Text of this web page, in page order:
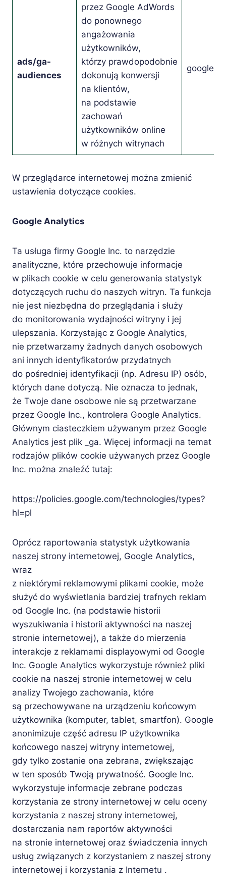
ads/ga-
audiences
przez Google AdWords
do ponownego
angażowania
użytkowników,
którzy prawdopodobnie
dokonują konwersji
na klientów,
na podstawie
zachowań
użytkowników online
w różnych witrynach
W przeglądarce internetowej można zmienić
ustawienia dotyczące cookies.
Google Analytics
Ta usługa firmy Google Inc. to narzędzie
analityczne, które przechowuje informacje
w plikach cookie w celu generowania statystyk
dotyczących ruchu do naszych witryn. Ta funkcja
nie jest niezbędna do przeglądania i służy
do monitorowania wydajności witryny i jej
ulepszania. Korzystając z Google Analytics,
nie przetwarzamy żadnych danych osobowych
ani innych identyfikatorów przydatnych
do pośredniej identyfikacji (np. Adresu IP) osób,
których dane dotyczą. Nie oznacza to jednak,
że Twoje dane osobowe nie są przetwarzane
przez Google Inc., kontrolera Google Analytics.
Głównym ciasteczkiem używanym przez Google
Analytics jest plik _ga. Więcej informacji na temat
rodzajów plików cookie używanych przez Google
Inc. można znaleźć tutaj:
https://policies.google.com/technologies/types?
hl=pl
Oprócz raportowania statystyk użytkowania
naszej strony internetowej, Google Analytics,
wraz
z niektórymi reklamowymi plikami cookie, może
służyć do wyświetlania bardziej trafnych reklam
od Google Inc. (na podstawie historii
wyszukiwania i historii aktywności na naszej
stronie internetowej), a także do mierzenia
interakcje z reklamami displayowymi od Google
Inc. Google Analytics wykorzystuje również pliki
cookie na naszej stronie internetowej w celu
analizy Twojego zachowania, które
są przechowywane na urządzeniu końcowym
użytkownika (komputer, tablet, smartfon). Google
anonimizuje część adresu IP użytkownika
końcowego naszej witryny internetowej,
gdy tylko zostanie ona zebrana, zwiększając
w ten sposób Twoją prywatność. Google Inc.
wykorzystuje informacje zebrane podczas
korzystania ze strony internetowej w celu oceny
korzystania z naszej strony internetowej,
dostarczania nam raportów aktywności
na stronie internetowej oraz świadczenia innych
usług związanych z korzystaniem z naszej strony
internetowej i korzystania z Internetu .